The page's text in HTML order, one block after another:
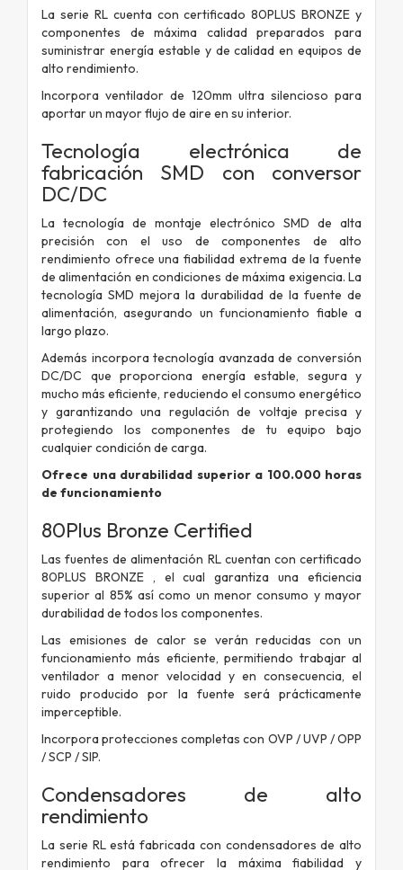
La serie RL cuenta con certificado 80PLUS BRONZE y
componentes de máxima calidad preparados para
suministrar energía estable y de calidad en equipos de
alto rendimiento.
Incorpora ventilador de 120mm ultra silencioso para
aportar un mayor flujo de aire en su interior.
Tecnología electrónica de
fabricación SMD con conversor
DC/DC
La tecnología de montaje electrónico SMD de alta
precisión con el uso de componentes de alto
rendimiento ofrece una fiabilidad extrema de la fuente
de alimentación en condiciones de máxima exigencia. La
tecnología SMD mejora la durabilidad de la fuente de
alimentación, asegurando un funcionamiento fiable a
largo plazo.
Además incorpora tecnología avanzada de conversión
DC/DC que proporciona energía estable, segura y
mucho más eficiente, reduciendo el consumo energético
y garantizando una regulación de voltaje precisa y
protegiendo los componentes de tu equipo bajo
cualquier condición de carga.
Ofrece una durabilidad superior a 100.000 horas
de funcionamiento
80Plus Bronze Certified
Las fuentes de alimentación RL cuentan con certificado
80PLUS BRONZE , el cual garantiza una eficiencia
superior al 85% así como un menor consumo y mayor
durabilidad de todos los componentes.
Las emisiones de calor se verán reducidas con un
funcionamiento más eficiente, permitiendo trabajar al
ventilador a menor velocidad y en consecuencia, el
ruido producido por la fuente será prácticamente
imperceptible.
Incorpora protecciones completas con OVP / UVP / OPP
/ SCP / SIP.
Condensadores de alto
rendimiento
La serie RL está fabricada con condensadores de alto
rendimiento para ofrecer la máxima fiabilidad y